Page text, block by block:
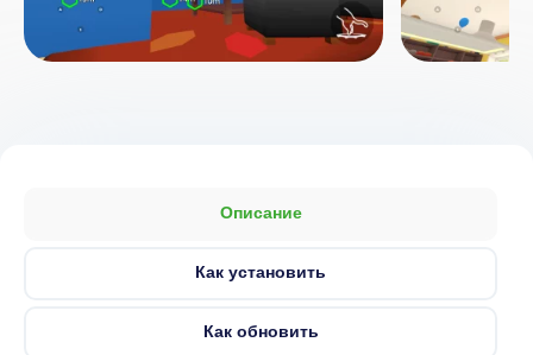
Описание
Как установить
Как обновить